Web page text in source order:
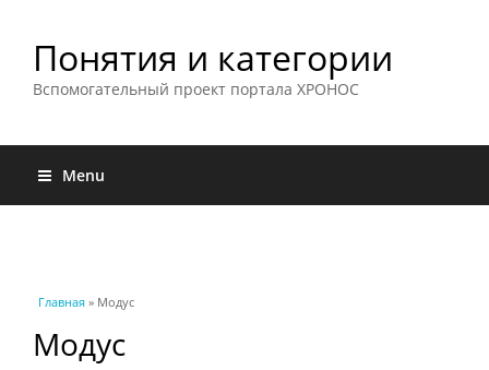
Понятия и категории
Вспомогательный проект портала ХРОНОС
Menu
Вы здесь
Главная » Модус
Модус